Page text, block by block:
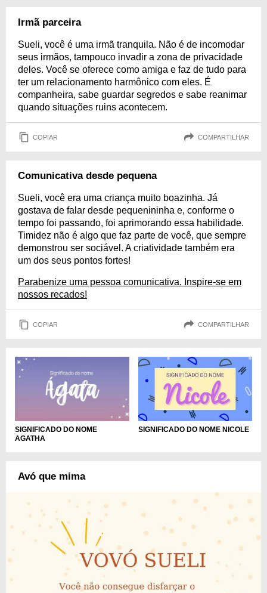
Irmã parceira
Sueli, você é uma irmã tranquila. Não é de incomodar
seus irmãos, tampouco invadir a zona de privacidade
deles. Você se oferece como amiga e faz de tudo para
ter um relacionamento harmônico com eles. É
companheira, sabe guardar segredos e sabe reanimar
quando situações ruins acontecem.
COPIAR COMPARTILHAR
Comunicativa desde pequena
Sueli, você era uma criança muito boazinha. Já
gostava de falar desde pequenininha e, conforme o
tempo foi passando, foi aprimorando essa habilidade.
Timidez não é algo que faz parte de você, que sempre
demonstrou ser sociável. A criatividade também era
um dos seus pontos fortes!
Parabenize uma pessoa comunicativa. Inspire-se em
nossos recados!
COPIAR COMPARTILHAR
SIGNIFICADO DO NOME
AGATHA
SIGNIFICADO DO NOME NICOLE
Avó que mima